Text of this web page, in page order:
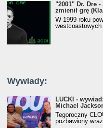
"2001" Dr. Dre
zmienił grę
W 1999 roku
Wywiady:
LUCKI -
Michael
Tegoroczny
pozbawiony